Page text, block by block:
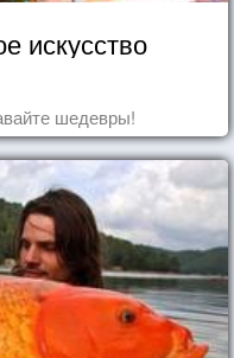
искусство
шедевры!